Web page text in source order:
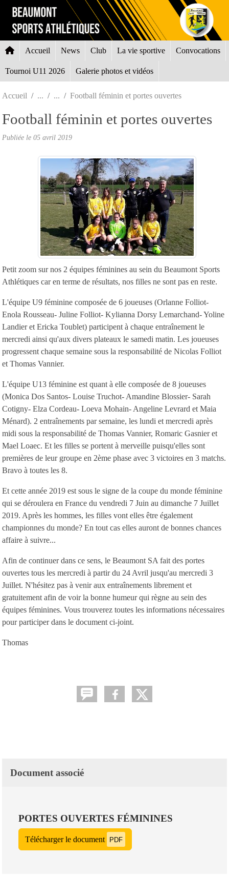
Accueil News Club La vie sportive Convocations
Tournoi U11 2026 Galerie photos et vidéos
Accueil Football féminin et portes ouvertes
Football féminin et portes ouvertes
Publiée le 05 avril 2019
Petit zoom sur nos 2 équipes féminines au sein du Beaumont Sports
Athlétiques car en terme de résultats, nos filles ne sont pas en reste.
L'équipe U9 féminine composée de 6 joueuses (Orlanne Folliot-
Enola Rousseau- Juline Folliot- Kylianna Dorsy Lemarchand- Yoline
Landier et Ericka Toublet) participent à chaque entraînement le
mercredi ainsi qu'aux divers plateaux le samedi matin. Les joueuses
progressent chaque semaine sous la responsabilité de Nicolas Folliot
et Thomas Vannier.
L'équipe U13 féminine est quant à elle composée de 8 joueuses
(Monica Dos Santos- Louise Truchot- Amandine Blossier- Sarah
Cotigny- Elza Cordeau- Loeva Mohain- Angeline Levrard et Maia
Ménard). 2 entraînements par semaine, les lundi et mercredi après
midi sous la responsabilité de Thomas Vannier, Romaric Gasnier et
Mael Loaec. Et les filles se portent à merveille puisqu'elles sont
premières de leur groupe en 2ème phase avec 3 victoires en 3 matchs.
Bravo à toutes les 8.
Et cette année 2019 est sous le signe de la coupe du monde féminine
qui se déroulera en France du vendredi 7 Juin au dimanche 7 Juillet
2019. Après les hommes, les filles vont elles être également
championnes du monde? En tout cas elles auront de bonnes chances
affaire à suivre...
Afin de continuer dans ce sens, le Beaumont SA fait des portes
ouvertes tous les mercredi à partir du 24 Avril jusqu'au mercredi 3
Juillet. N'hésitez pas à venir aux entraînements librement et
gratuitement afin de voir la bonne humeur qui règne au sein des
équipes féminines. Vous trouverez toutes les informations nécessaires
pour participer dans le document ci-joint.
Thomas
Document associé
PORTES OUVERTES FÉMININES
Télécharger le document PDF
Panneau de gestion des cookies